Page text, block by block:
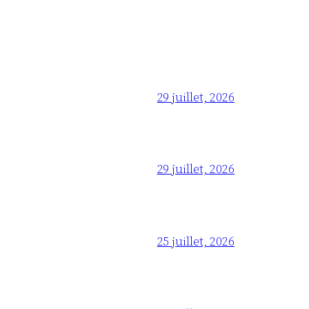
29 juillet, 2026
29 juillet, 2026
25 juillet, 2026